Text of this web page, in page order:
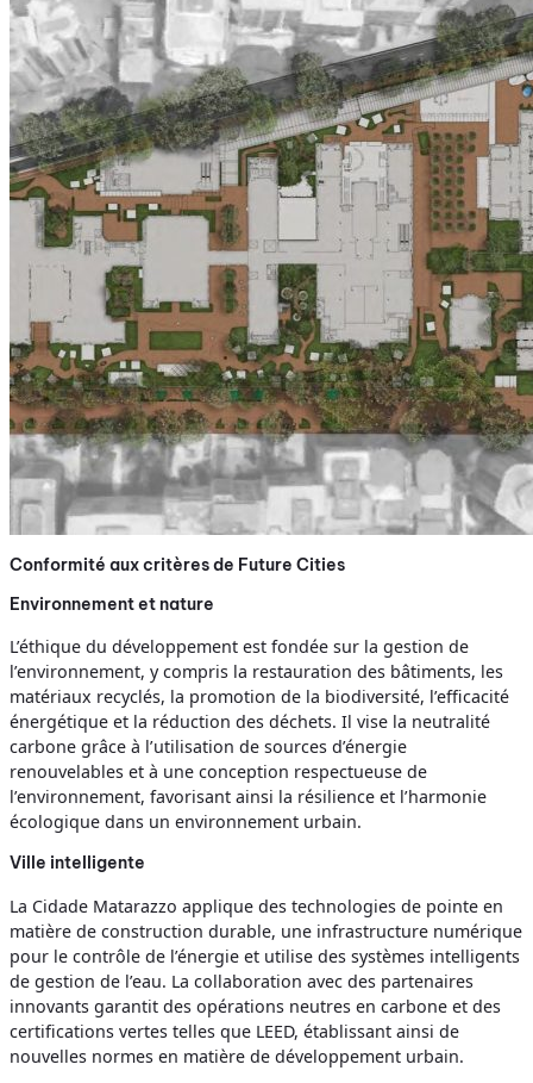
Conformité aux critères de Future Cities
Environnement et nature
L’éthique du développement est fondée sur la gestion de
l’environnement, y compris la restauration des bâtiments, les
matériaux recyclés, la promotion de la biodiversité, l’efficacité
énergétique et la réduction des déchets. Il vise la neutralité
carbone grâce à l’utilisation de sources d’énergie
renouvelables et à une conception respectueuse de
l’environnement, favorisant ainsi la résilience et l’harmonie
écologique dans un environnement urbain.
Ville intelligente
La Cidade Matarazzo applique des technologies de pointe en
matière de construction durable, une infrastructure numérique
pour le contrôle de l’énergie et utilise des systèmes intelligents
de gestion de l’eau. La collaboration avec des partenaires
innovants garantit des opérations neutres en carbone et des
certifications vertes telles que LEED, établissant ainsi de
nouvelles normes en matière de développement urbain.